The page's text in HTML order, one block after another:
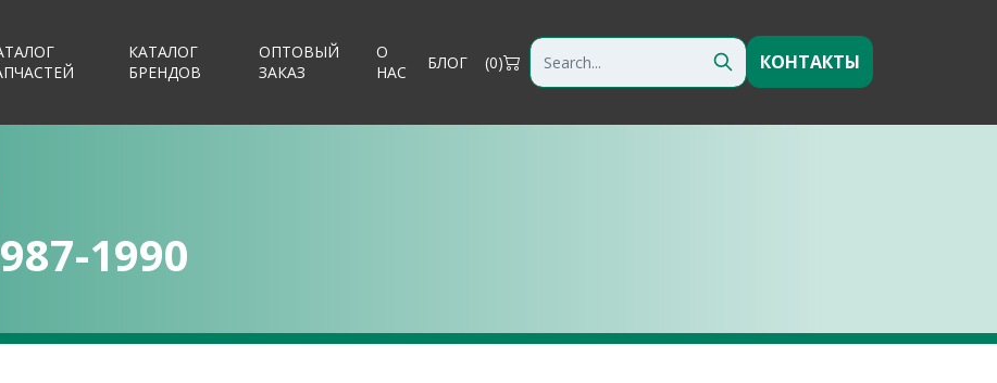
КАТАЛОГ
БРЕНДОВ
ОПТОВЫЙ
ЗАКАЗ
О
НАС
БЛОГ (0) КОНТАКТЫ
1990